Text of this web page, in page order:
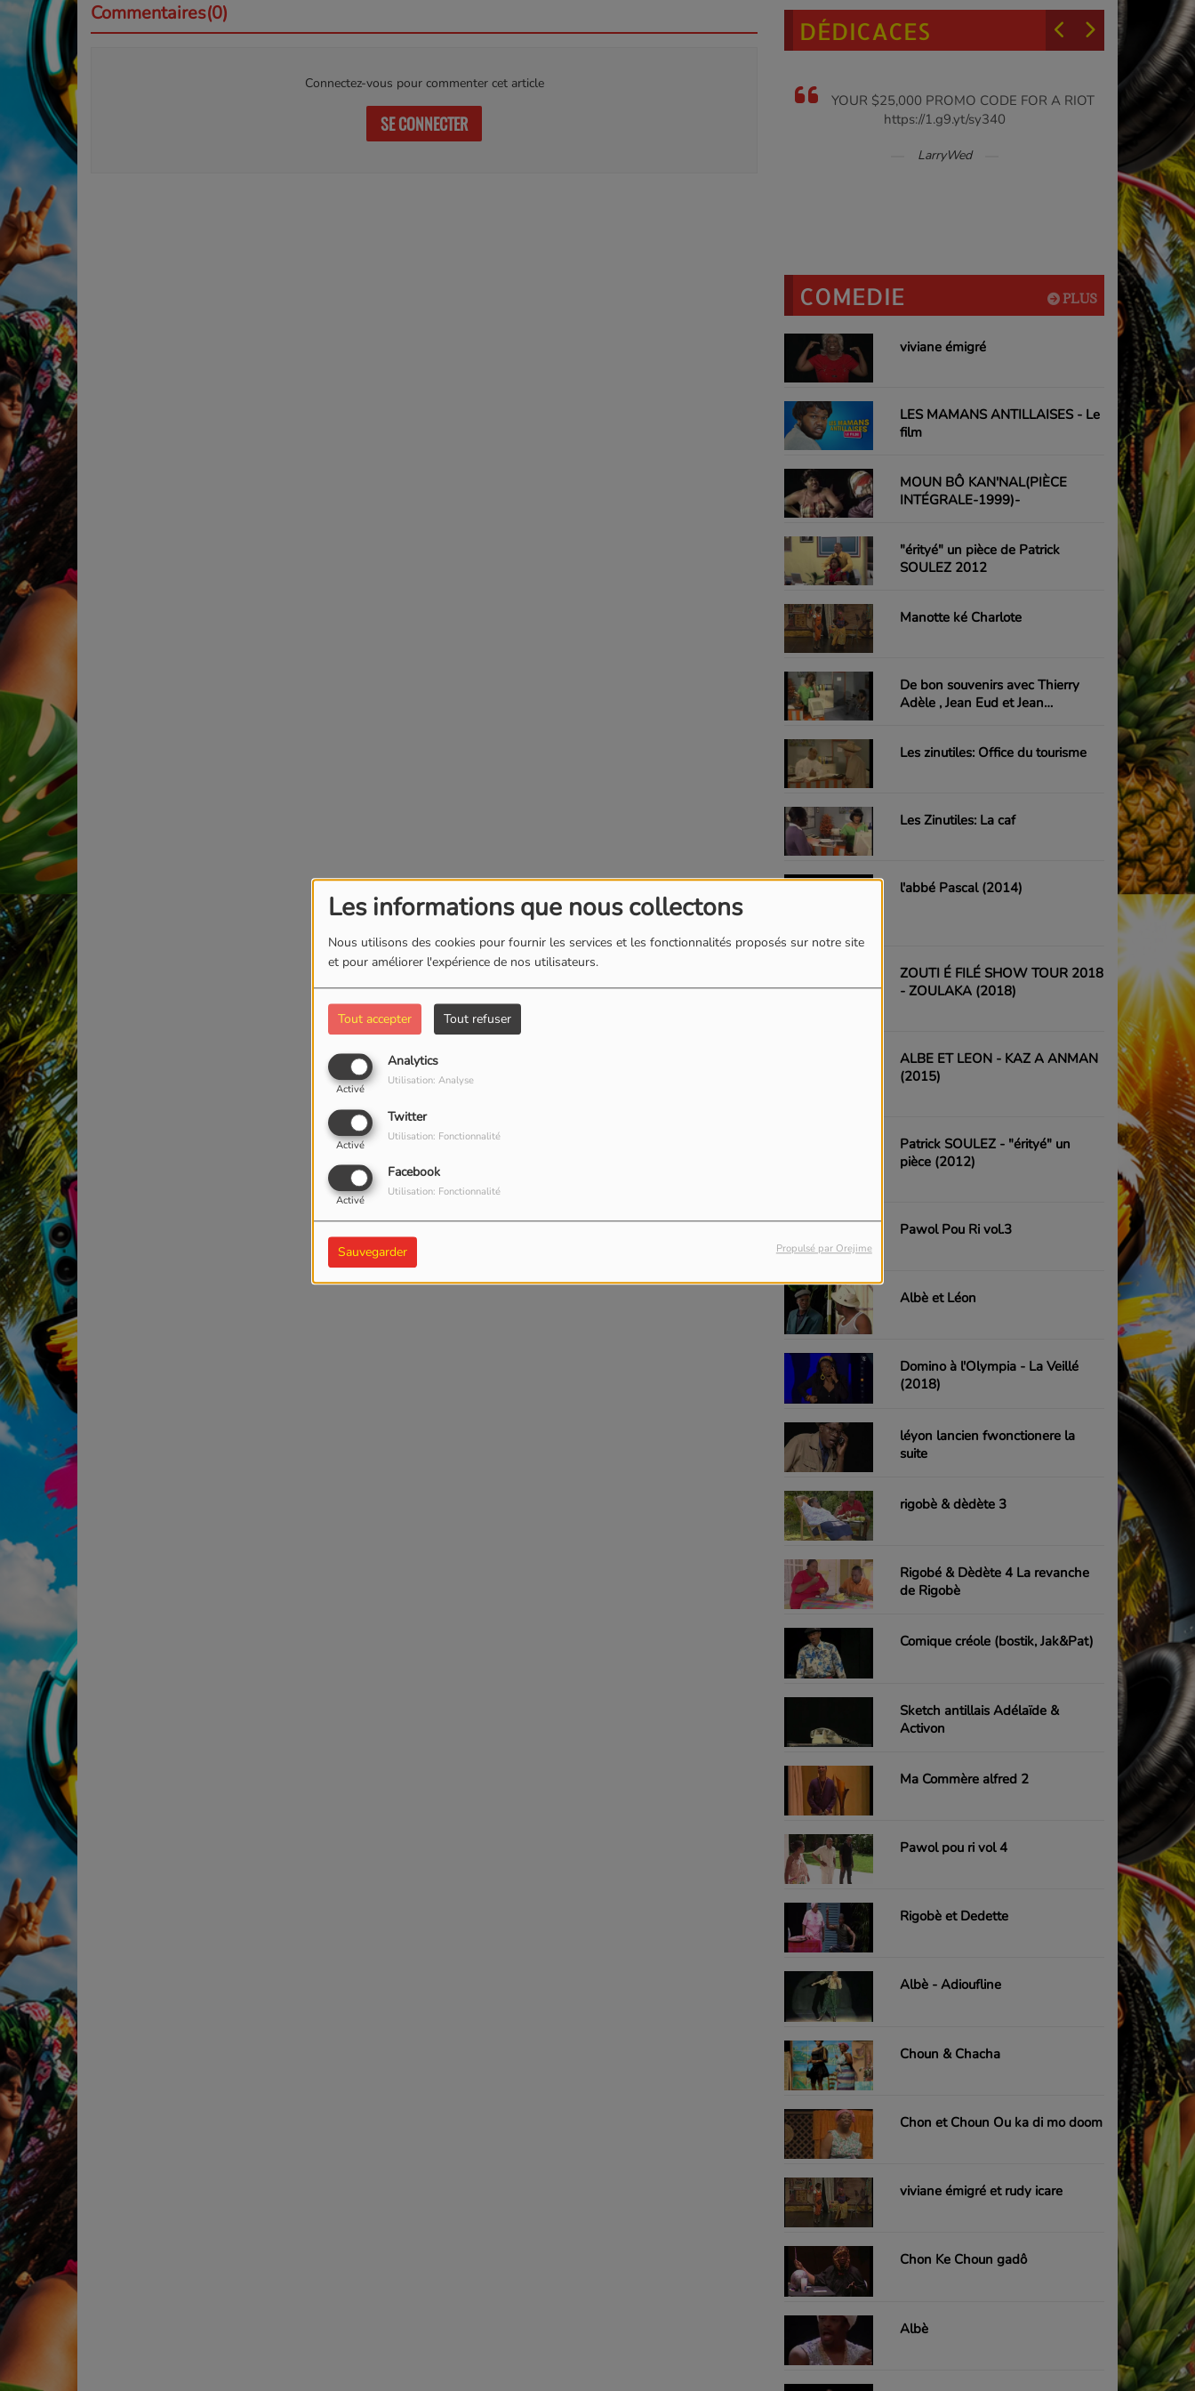
Les informations que nous collectons
Nous utilisons des cookies pour fournir les services et les fonctionnalités proposés sur notre site
et pour améliorer l'expérience de nos utilisateurs.
Tout accepter Tout refuser
Analytics
Activé
Utilisation: Analyse
Twitter
Activé
Utilisation: Fonctionnalité
Facebook
Activé
Utilisation: Fonctionnalité
Sauvegarder Propulsé par Orejime
Commentaires(0)
Connectez-vous pour commenter cet article
SE CONNECTER
DÉDICACES
YOUR $25,000 PROMO CODE FOR A RIOT
https://1.g9.yt/sy340
LarryWed
PLUS
COMEDIE
viviane émigré
LES MAMANS ANTILLAISES - Le
film
MOUN BÔ KAN'NAL(PIÈCE
INTÉGRALE-1999)-
"érityé" un pièce de Patrick
SOULEZ 2012
Manotte ké Charlote
De bon souvenirs avec Thierry
Adèle , Jean Eud et Jean
Les zinutiles: Office du tourisme
Les Zinutiles: La caf
l'abbé Pascal (2014)
ZOUTI É FILÉ SHOW TOUR 2018
- ZOULAKA (2018)
ALBE ET LEON - KAZ A ANMAN
(2015)
Patrick SOULEZ - "érityé" un
pièce (2012)
Pawol Pou Ri vol.3
Albè et Léon
Domino à l'Olympia - La Veillé
(2018)
léyon lancien fwonctionere la
suite
rigobè & dèdète 3
Rigobé & Dèdète 4 La revanche
de Rigobè
Comique créole (bostik, Jak&Pat)
Sketch antillais Adélaïde &
Activon
Ma Commère alfred 2
Pawol pou ri vol 4
Rigobè et Dedette
Albè - Adioufline
Choun & Chacha
Chon et Choun Ou ka di mo doom
viviane émigré et rudy icare
Chon Ke Choun gadô
Albè